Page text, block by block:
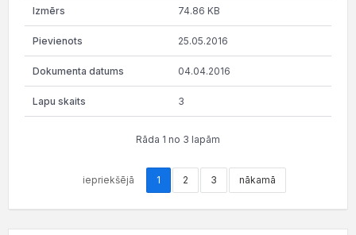
74.86 KB
25.05.2016
04.04.2016
3
Rāda 1 no 3 lapām
iepriekšējā 1 2 3 nākamā